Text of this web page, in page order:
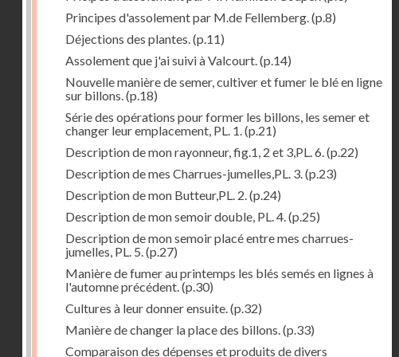
Principes d'assolement par M.de Fellemberg.(p.8)
Déjections des plantes.(p.11)
Assolement que j'ai suivi à Valcourt.(p.14)
Nouvelle manière de semer, cultiver et fumer le blé en ligne
sur billons.(p.18)
Série des opérations pour former les billons, les semer et
changer leur emplacement, PL. 1.(p.21)
Description de mon rayonneur, fig.1, 2 et 3,PL. 6.(p.22)
Description de mes Charrues-jumelles,PL. 3.(p.23)
Description de mon Butteur,PL. 2.(p.24)
Description de mon semoir double, PL. 4.(p.25)
Description de mon semoir placé entre mes charrues-
jumelles, PL. 5.(p.27)
Manière de fumer au printemps les blés semés en lignes à
l'automne précédent.(p.30)
Cultures à leur donner ensuite.(p.32)
Manière de changer la place des billons.(p.33)
Comparaison des dépenses et produits de divers